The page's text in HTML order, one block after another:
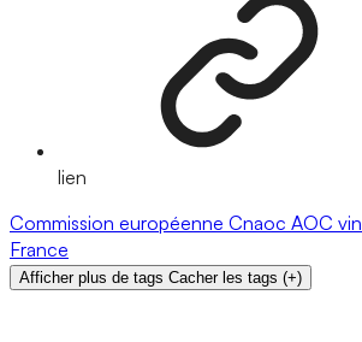
lien
Commission européenne Cnaoc AOC vin
France
Afficher plus de tags Cacher les tags (+)